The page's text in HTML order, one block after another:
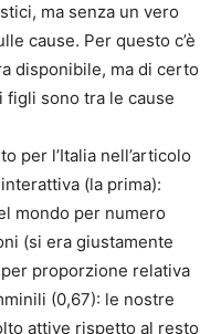
ma senza un vero
cause. Per questo c’è
disponibile, ma di certo
figli sono tra le cause
per l’Italia nell’articolo
(la prima):
mondo per numero
(si era giustamente
proporzione relativa
(0,67): le nostre
attive rispetto al resto